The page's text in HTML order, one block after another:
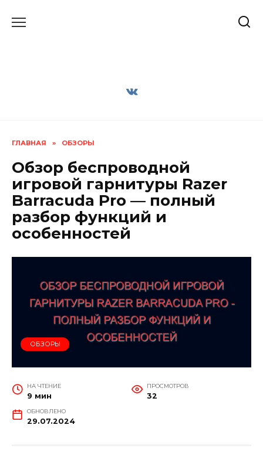
ГЛАВНАЯ » ОБЗОРЫ
Обзор беспроводной
игровой гарнитуры Razer
Barracuda Pro — полный
разбор функций и
особенностей
ОБЗОРЫ
НА ЧТЕНИЕ
9 мин
ПРОСМОТРОВ
32
ОБНОВЛЕНО
29.07.2024